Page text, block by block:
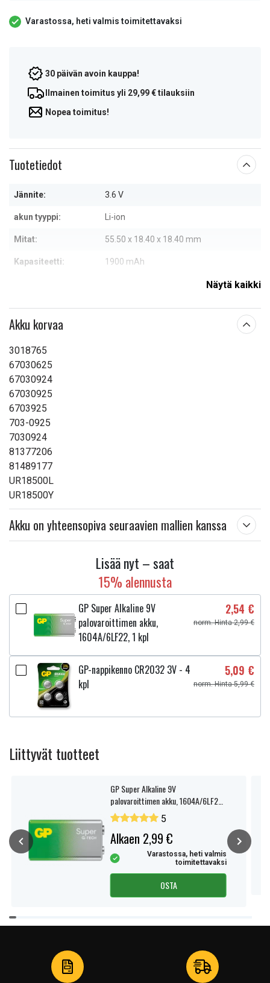
Varastossa, heti valmis toimitettavaksi
30 päivän avoin kauppa!
Ilmainen toimitus yli 29,99 € tilauksiin
Nopea toimitus!
Tuotetiedot
Jännite: 3.6 V
akun tyyppi: Li-ion
Mitat: 55.50 x 18.40 x 18.40 mm
Kapasiteetti: 1900 mAh
Näytä kaikki
Akku korvaa
3018765
67030625
67030924
67030925
6703925
703-0925
7030924
81377206
81489177
UR18500L
UR18500Y
Akku on yhteensopiva seuraavien mallien kanssa
Lisää nyt – saat
15% alennusta
GP Super Alkaline 9V
palovaroittimen akku,
1604A/6LF22, 1 kpl
2,54 €
norm. Hinta 2,99 €
GP-nappikenno CR2032 3V - 4
kpl
5,09 €
norm. Hinta 5,99 €
Liittyvät tuotteet
GP Super Alkaline 9V
palovaroittimen akku, 1604A/6LF22,
1 kpl
5
Alkaen 2,99 €
Varastossa, heti valmis
toimitettavaksi
OSTA
Item
1